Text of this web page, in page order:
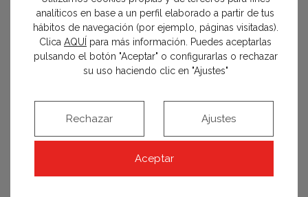
analíticos en base a un perfil elaborado a partir de tus
hábitos de navegación (por ejemplo, páginas visitadas).
Clica AQUÍ para más información. Puedes aceptarlas
pulsando el botón "Aceptar" o configurarlas o rechazar
su uso haciendo clic en "Ajustes"
Aceptar
Rechazar Ajustes